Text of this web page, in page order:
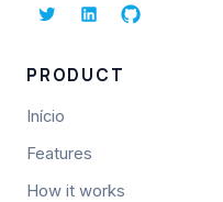
PRODUCT
Início
Features
How it works